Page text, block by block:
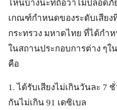
ไหนบ้างนะที่ถือว่าไม่ปลอด
เกณฑ์กำหนดของระดับเสียง
กระทรวง มหาดไทย ที่ได้กำ
ในสถานประกอบการต่าง ๆใ
คือ
1. ได้รับเสียงไม่เกินวันละ 7
กันไม่เกิน 91 เดซิเบล